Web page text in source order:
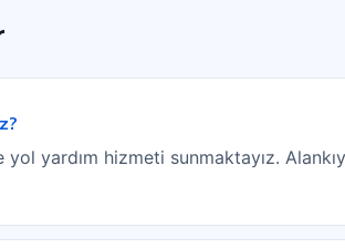
yardım hizmeti sunmaktayız.